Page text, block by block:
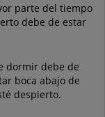
parte del tiempo
debe de estar
dormir debe de
boca abajo de
despierto.